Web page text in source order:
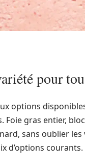
pour
options
Foie gras entier,
sans oublier les
d’options courants.